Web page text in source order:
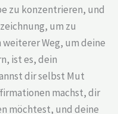
zu konzentrieren, und
um zu
Weg, um deine
ist es, dein
dir selbst Mut
machst, dir
möchtest, und deine